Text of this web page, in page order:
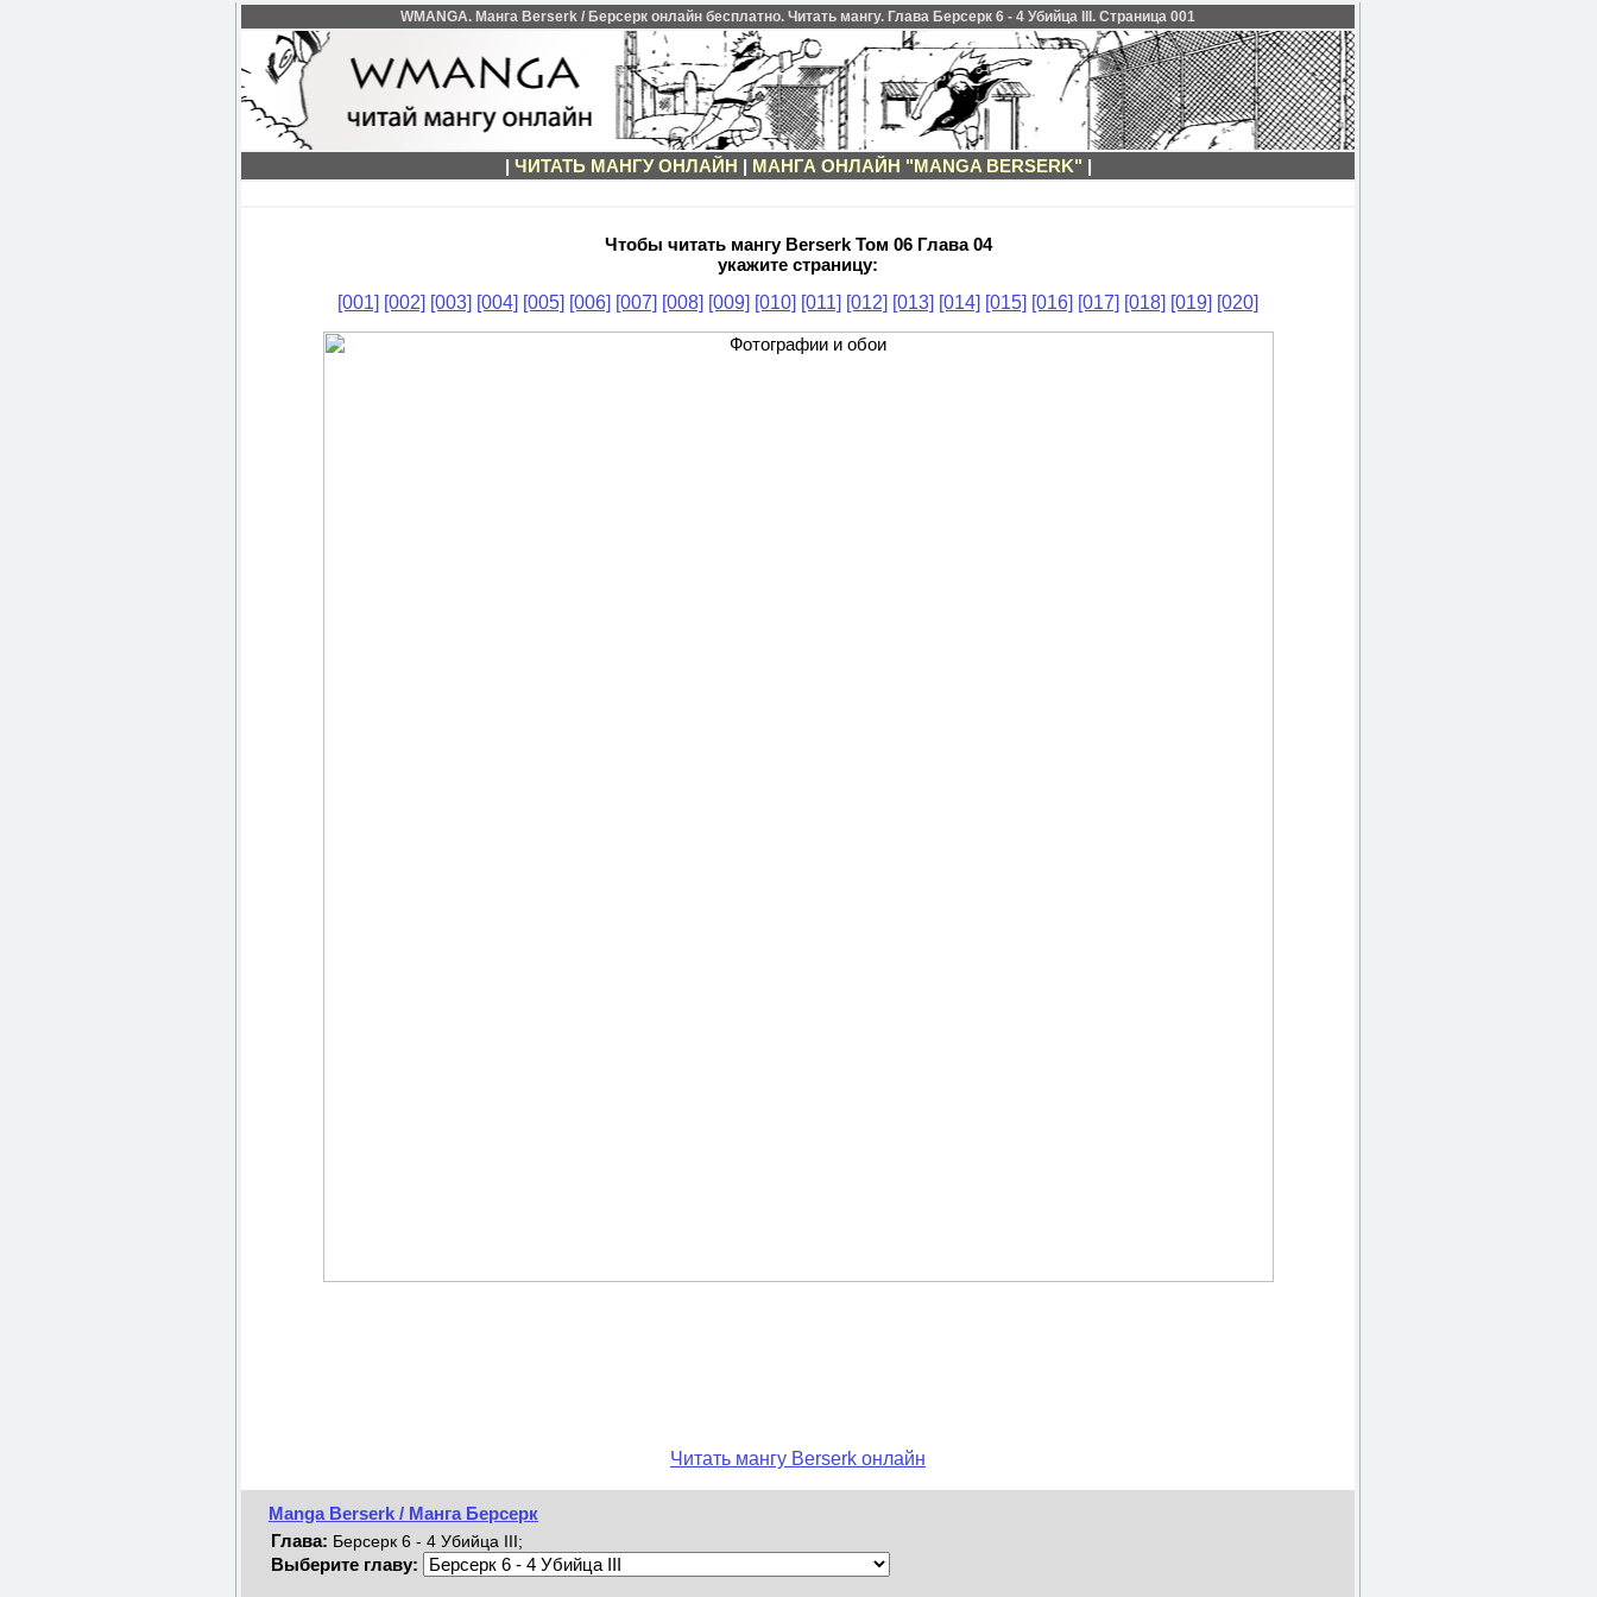
WMANGA. Манга Berserk / Берсерк онлайн бесплатно. Читать мангу. Глава Берсерк 6 - 4 Убийца III. Страница 001
| ЧИТАТЬ МАНГУ ОНЛАЙН | МАНГА ОНЛАЙН "MANGA BERSERK" |
Чтобы читать мангу Berserk Том 06 Глава 04
укажите страницу:
[001] [002] [003] [004] [005] [006] [007] [008] [009] [010] [011] [012] [013] [014] [015] [016] [017] [018] [019] [020]
Читать мангу Berserk онлайн
Manga Berserk / Манга Берсерк
Глава: Берсерк 6 - 4 Убийца III;
Выберите главу: